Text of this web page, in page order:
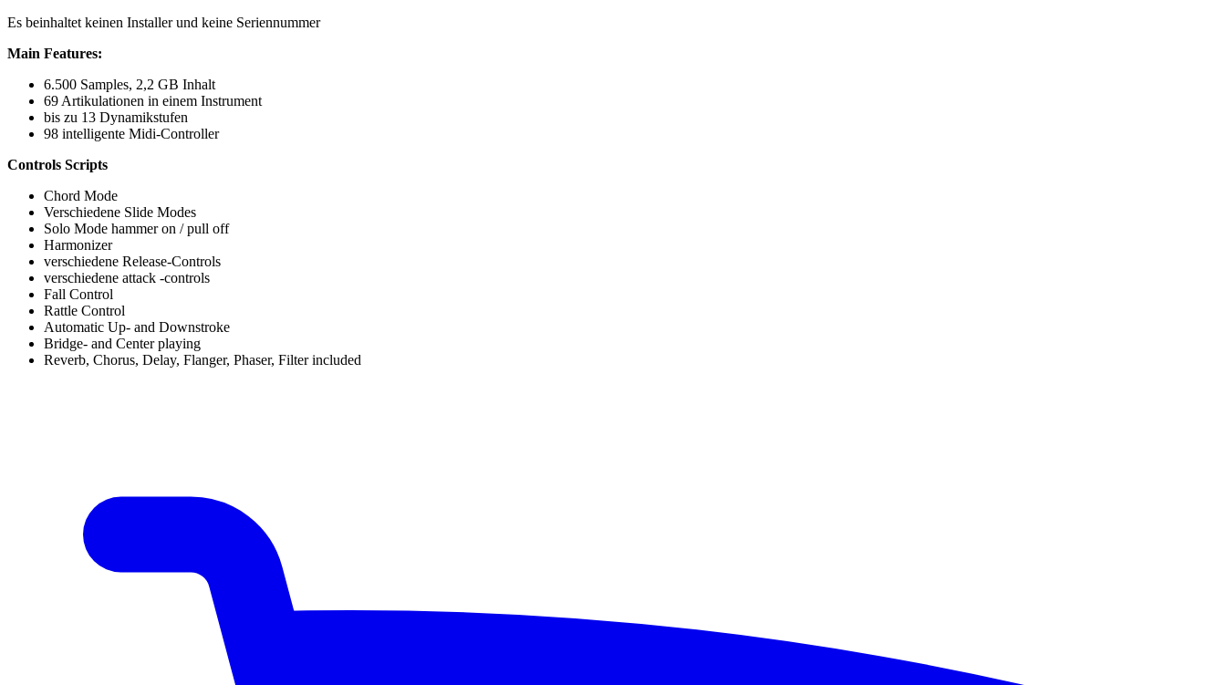
Es beinhaltet keinen Installer und keine Seriennummer
Main Features:
6.500 Samples, 2,2 GB Inhalt
69 Artikulationen in einem Instrument
bis zu 13 Dynamikstufen
98 intelligente Midi-Controller
Controls Scripts
Chord Mode
Verschiedene Slide Modes
Solo Mode hammer on / pull off
Harmonizer
verschiedene Release-Controls
verschiedene attack -controls
Fall Control
Rattle Control
Automatic Up- and Downstroke
Bridge- and Center playing
Reverb, Chorus, Delay, Flanger, Phaser, Filter included